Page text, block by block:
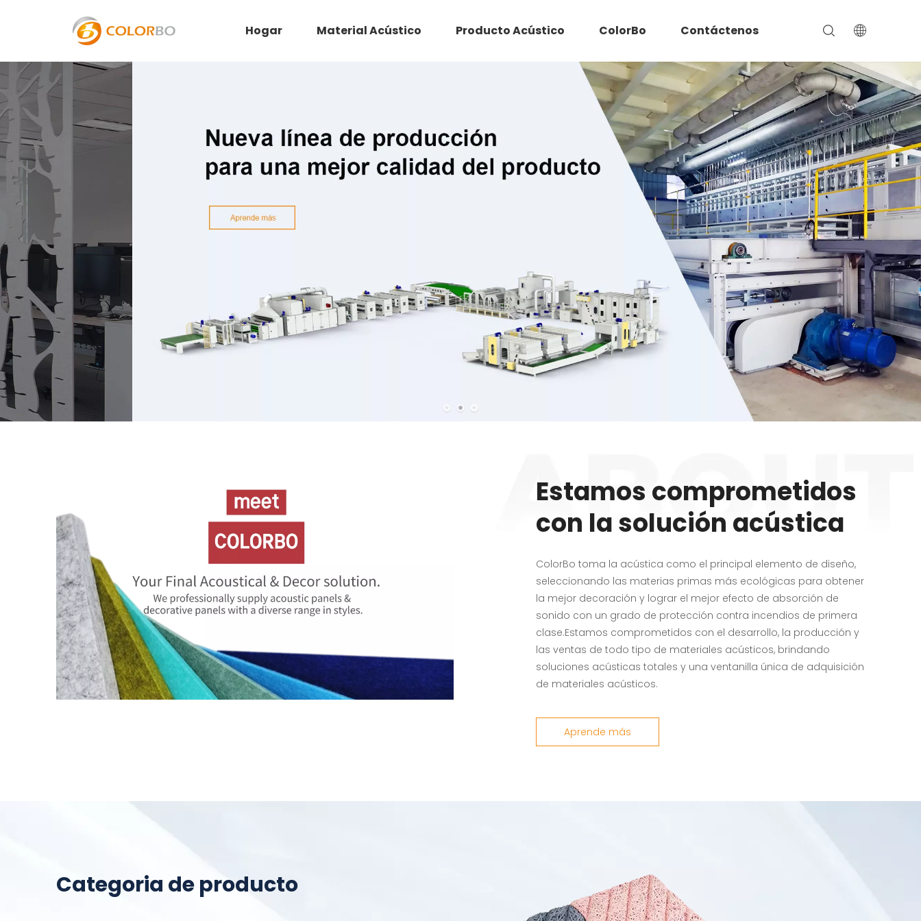
Hogar Material Acústico Producto Acústico ColorBo Contáctenos
Estamos comprometidos
con la solución acústica
ColorBo toma la acústica como el principal elemento de diseño,
seleccionando las materias primas más ecológicas para obtener
la mejor decoración y lograr el mejor efecto de absorción de
sonido con un grado de protección contra incendios de primera
clase.Estamos comprometidos con el desarrollo, la producción y
las ventas de todo tipo de materiales acústicos, brindando
soluciones acústicas totales y una ventanilla única de adquisición
de materiales acústicos.
Aprende más
Categoria de producto